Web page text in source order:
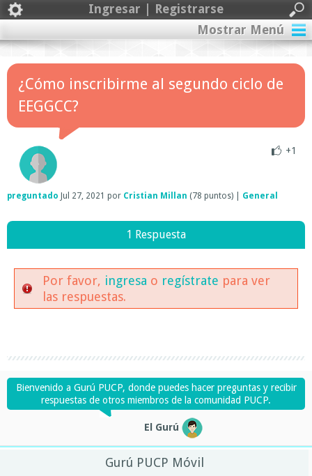
Ingresar | Registrarse
Mostrar Menú
¿Cómo inscribirme al segundo ciclo de
EEGGCC?
+1
preguntado Jul 27, 2021 por Cristian Millan (78 puntos) General
1 Respuesta
Por favor, ingresa o regístrate para ver
las respuestas.
Bienvenido a Gurú PUCP, donde puedes hacer preguntas y recibir
respuestas de otros miembros de la comunidad PUCP.
El Gurú
Gurú PUCP Móvil